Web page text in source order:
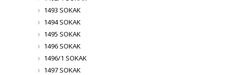
1493 SOKAK
1494 SOKAK
1495 SOKAK
1496 SOKAK
1496/1 SOKAK
1497 SOKAK